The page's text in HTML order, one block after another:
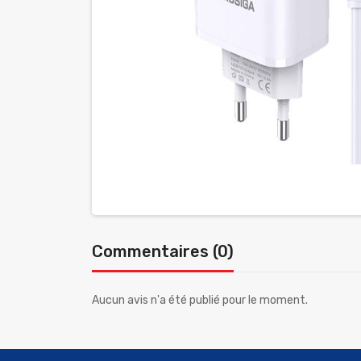
Commentaires (0)
Aucun avis n'a été publié pour le moment.